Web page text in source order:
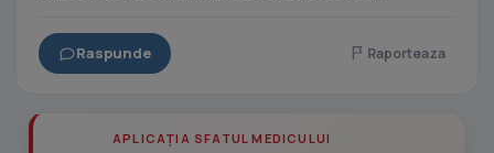
Raspunde Raporteaza
APLICAȚIA SFATUL MEDICULUI